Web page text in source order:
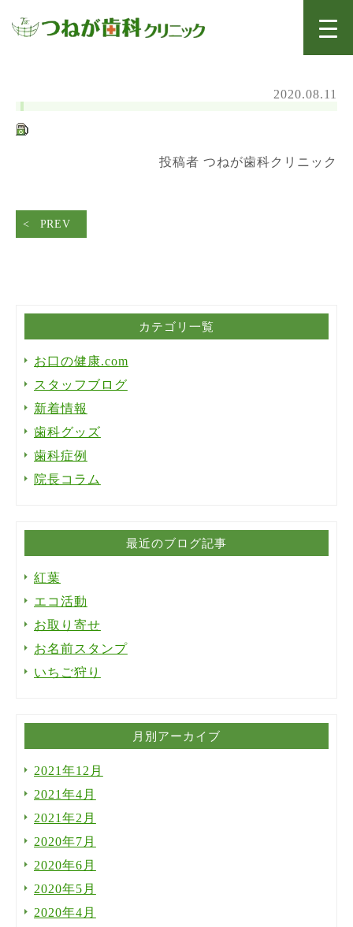
2020.08.11
投稿者 つねが歯科クリニック
PREV
カテゴリ一覧
お口の健康.com
スタッフブログ
新着情報
歯科グッズ
歯科症例
院長コラム
最近のブログ記事
紅葉
エコ活動
お取り寄せ
お名前スタンプ
いちご狩り
月別アーカイブ
2021年12月
2021年4月
2021年2月
2020年7月
2020年6月
2020年5月
2020年4月